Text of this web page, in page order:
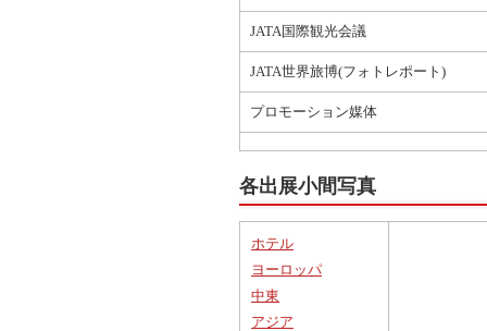
JATA国際観光会議
JATA世界旅博(フォトレポート)
プロモーション媒体
各出展小間写真
ホテル
ヨーロッパ
中東
アジア